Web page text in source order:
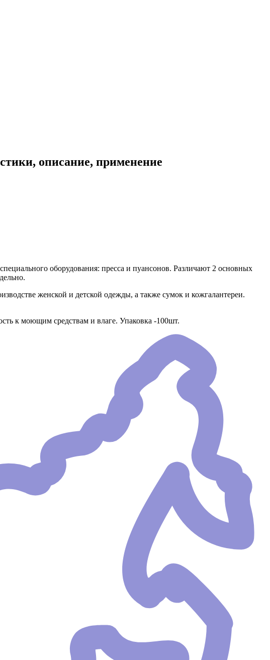
описание, применение
оборудования: пресса и пуансонов. Различают 2 основных
женской и детской одежды, а также сумок и кожгалантереи.
к моющим средствам и влаге. Упаковка -100шт.